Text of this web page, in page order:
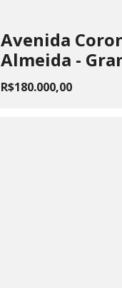
Avenida
Almeida -
R$180.000,00